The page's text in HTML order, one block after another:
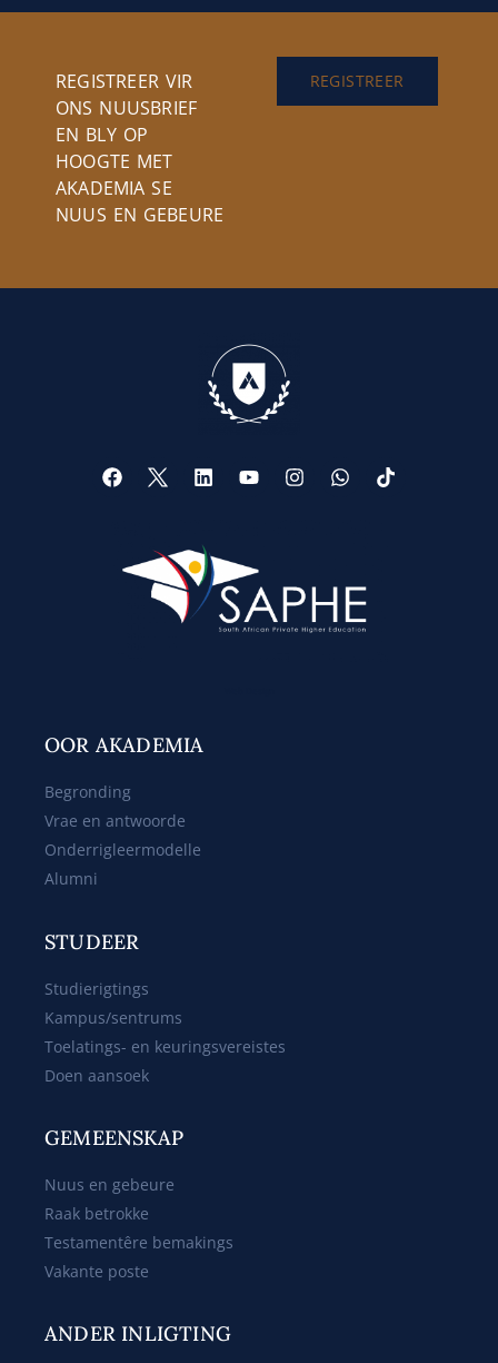
REGISTREER VIR
ONS NUUSBRIEF
EN BLY OP
HOOGTE MET
AKADEMIA SE
NUUS EN GEBEURE
REGISTREER
OOR AKADEMIA
Begronding
Vrae en antwoorde
Onderrigleermodelle
Alumni
STUDEER
Studierigtings
Kampus/sentrums
Toelatings- en keuringsvereistes
Doen aansoek
GEMEENSKAP
Nuus en gebeure
Raak betrokke
Testamentêre bemakings
Vakante poste
ANDER INLIGTING